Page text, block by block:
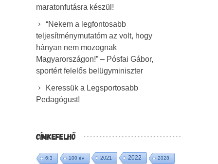
maratonfutásra készül!
“Nekem a legfontosabb
teljesítménymutatóm az volt, hogy
hányan nem mozognak
Magyarországon!” – Pósfai Gábor,
sportért felelős belügyminiszter
Keressük a Legsportosabb
Pedagógust!
CÍMKEFELHŐ
6:3 100 év 2021 2022 2028